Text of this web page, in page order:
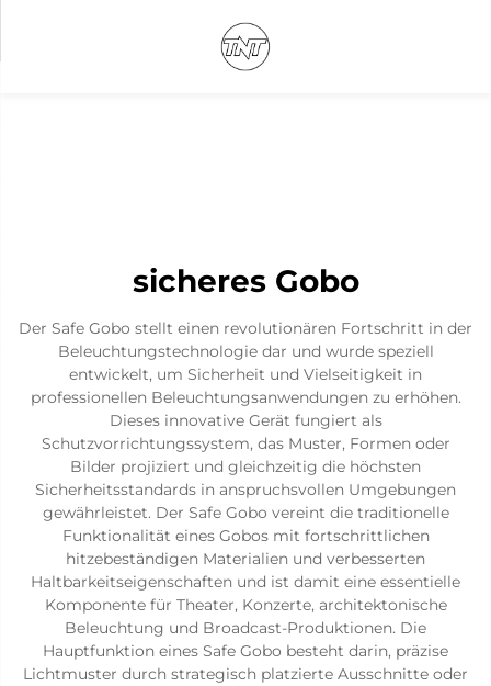
sicheres Gobo
Der Safe Gobo stellt einen revolutionären Fortschritt in der
Beleuchtungstechnologie dar und wurde speziell
entwickelt, um Sicherheit und Vielseitigkeit in
professionellen Beleuchtungsanwendungen zu erhöhen.
Dieses innovative Gerät fungiert als
Schutzvorrichtungssystem, das Muster, Formen oder
Bilder projiziert und gleichzeitig die höchsten
Sicherheitsstandards in anspruchsvollen Umgebungen
gewährleistet. Der Safe Gobo vereint die traditionelle
Funktionalität eines Gobos mit fortschrittlichen
hitzebeständigen Materialien und verbesserten
Haltbarkeitseigenschaften und ist damit eine essentielle
Komponente für Theater, Konzerte, architektonische
Beleuchtung und Broadcast-Produktionen. Die
Hauptfunktion eines Safe Gobo besteht darin, präzise
Lichtmuster durch strategisch platzierte Ausschnitte oder